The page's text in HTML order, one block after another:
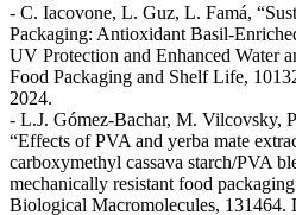
- C. Iacovone, L. Guz, L. Famá,
Packaging: Antioxidant Basil-
UV Protection and Enhanced Water
Food Packaging and Shelf Life,
2024.
- L.J. Gómez-Bachar, M. Vilcovsky,
“Effects of PVA and yerba mate
carboxymethyl cassava starch/PVA
mechanically resistant food
Biological Macromolecules, 131464.